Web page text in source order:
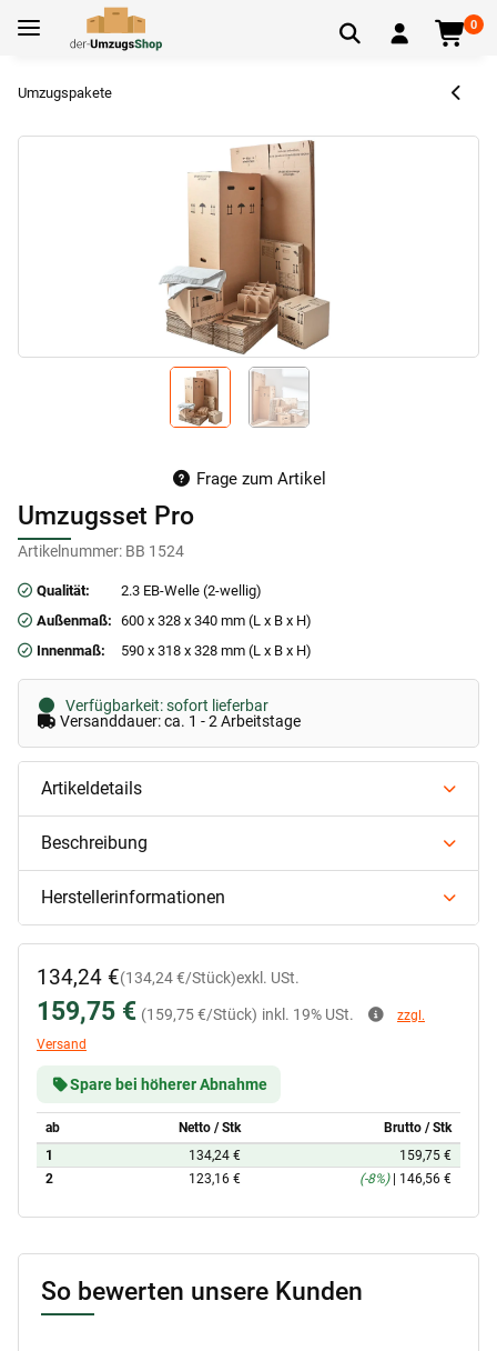
0
Umzugspakete
Frage zum Artikel
Umzugsset Pro
Artikelnummer: BB 1524
Qualität:
2.3 EB-Welle (2-wellig)
Außenmaß: 600 x 328 x 340 mm (L x B x H)
Innenmaß:
590 x 318 x 328 mm (L x B x H)
Verfügbarkeit: sofort lieferbar
Versanddauer: ca. 1 - 2 Arbeitstage
Artikeldetails
Beschreibung
Herstellerinformationen
134,24 €(134,24 €/Stück)exkl. USt.
159,75 € (159,75 €/Stück) inkl. 19% USt.
zzgl.
Versand
Spare bei höherer Abnahme
ab Netto / Stk
Brutto / Stk
1
134,24 €
159,75 €
2
123,16 € (-8%) 146,56 €
So bewerten unsere Kunden